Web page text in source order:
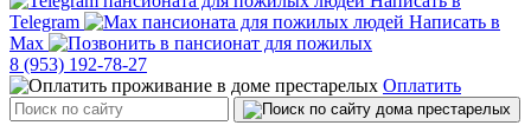
Telegram
Написать в
Max
8 (953) 192-78-27
Оплатить